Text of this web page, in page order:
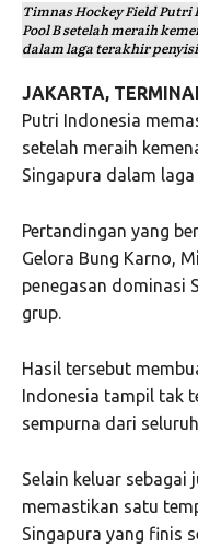
Timnas Hockey Field
Pool B setelah meraih
dalam laga terakhir
JAKARTA,
Putri Indonesia
setelah meraih
Singapura dalam
Pertandingan yang
Gelora Bung Karno,
penegasan dominasi
grup.
Hasil tersebut
Indonesia tampil tak
sempurna dari
Selain keluar sebagai
memastikan satu
Singapura yang finis